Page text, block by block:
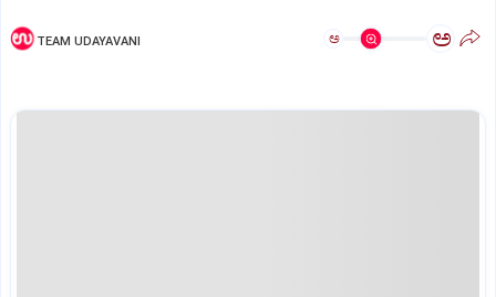
TEAM UDAYAVANI ಅ ಅ